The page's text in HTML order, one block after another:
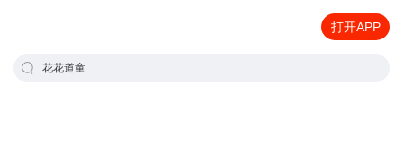
打开APP
花花道童